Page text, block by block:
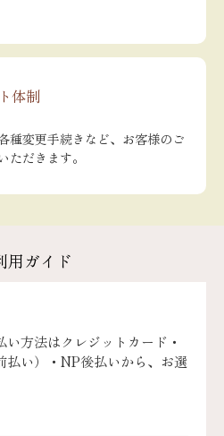
体制
種変更手続きなど、お客様のご
だきます。
用ガイド
方法はクレジットカード・
払い）・NP後払いから、お選